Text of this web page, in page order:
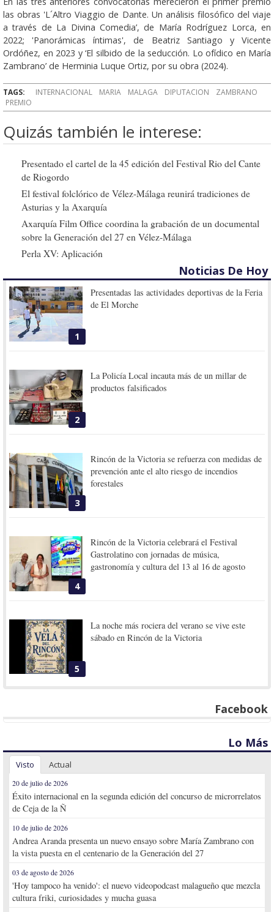
las obras 'L´Altro Viaggio de Dante. Un análisis filosófico del viaje
a través de La Divina Comedia’, de María Rodríguez Lorca, en
2022; 'Panorámicas íntimas', de Beatriz Santiago y Vicente
Ordóñez, en 2023 y ‘El silbido de la seducción. Lo ofídico en María
Zambrano’ de Herminia Luque Ortiz, por su obra (2024).
TAGS: INTERNACIONAL MARIA MALAGA DIPUTACION
ZAMBRANO
PREMIO
Quizás también le interese:
Presentado el cartel de la 45 edición del Festival Rio del Cante
de Riogordo
El festival folclórico de Vélez-Málaga reunirá tradiciones de
Asturias y la Axarquía
Axarquía Film Office coordina la grabación de un documental
sobre la Generación del 27 en Vélez-Málaga
Perla XV: Aplicación
Noticias De Hoy
1
Presentadas las actividades deportivas de la Feria
de El Morche
2
La Policía Local incauta más de un millar de
productos falsificados
3
Rincón de la Victoria se refuerza con medidas de
prevención ante el alto riesgo de incendios
forestales
4
Rincón de la Victoria celebrará el Festival
Gastrolatino con jornadas de música,
gastronomía y cultura del 13 al 16 de agosto
5
La noche más rociera del verano se vive este
sábado en Rincón de la Victoria
Facebook
Lo Más
Visto Actual
20 de julio de 2026
Éxito internacional en la segunda edición del concurso de microrrelatos
de Ceja de la Ñ
10 de julio de 2026
Andrea Aranda presenta un nuevo ensayo sobre María Zambrano con
la vista puesta en el centenario de la Generación del 27
03 de agosto de 2026
'Hoy tampoco ha venido': el nuevo videopodcast malagueño que mezcla
cultura friki, curiosidades y mucha guasa